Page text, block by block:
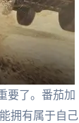
要了。番茄加
拥有属于自己